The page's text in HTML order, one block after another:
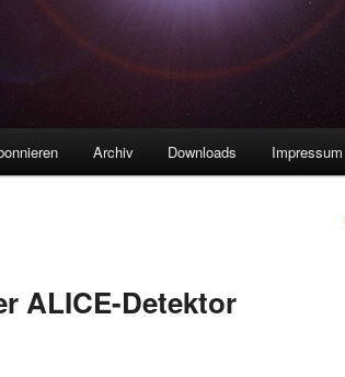
Archiv Downloads Impressum
ALICE-Detektor